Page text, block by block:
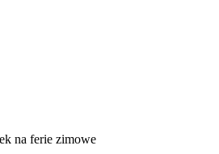
na ferie zimowe